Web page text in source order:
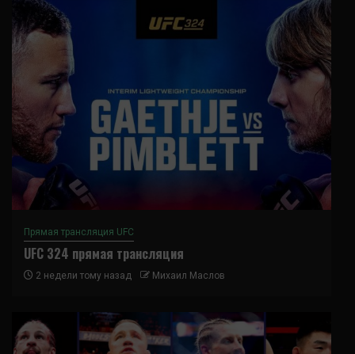
Прямая трансляция UFC
UFC 324 прямая трансляция
2 недели тому назад Михаил Маслов